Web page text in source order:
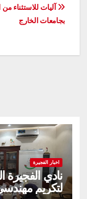
تصفّح
المقالات
آليات للاستثناء من
بجامعات الخارج
اخبار الفجيرة
نادي الفجيرة
لتكريم